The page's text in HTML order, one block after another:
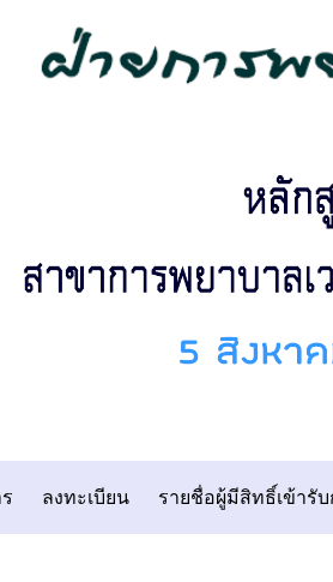
ลงทะเบียน รายชื่อผู้มีสิทธิ์เข้ารั